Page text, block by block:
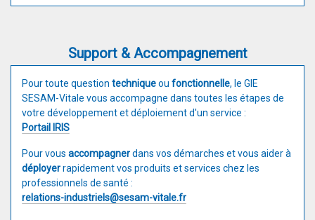
Support & Accompagnement
Pour toute question techniqueou fonctionnelle, le GIE
SESAM-Vitale vous accompagne dans toutes les étapes de
votre développement et déploiement d'un service :
Portail IRIS
Pour vous accompagnerdans vos démarches et vous aider à
déployerrapidement vos produits et services chez les
professionnels de santé :
relations-industriels@sesam-vitale.fr